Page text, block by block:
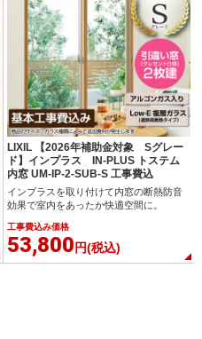
LIXIL 【2026年補助金対象 Sグレー
ド】インプラス IN-PLUS トステム
内窓 UM-IP-2-SUB-S 工事費込
インプラスを取り付けて内窓の断熱防音
効果で室内をあったか快適空間に。
工事費込み価格
53,800 円(税込)